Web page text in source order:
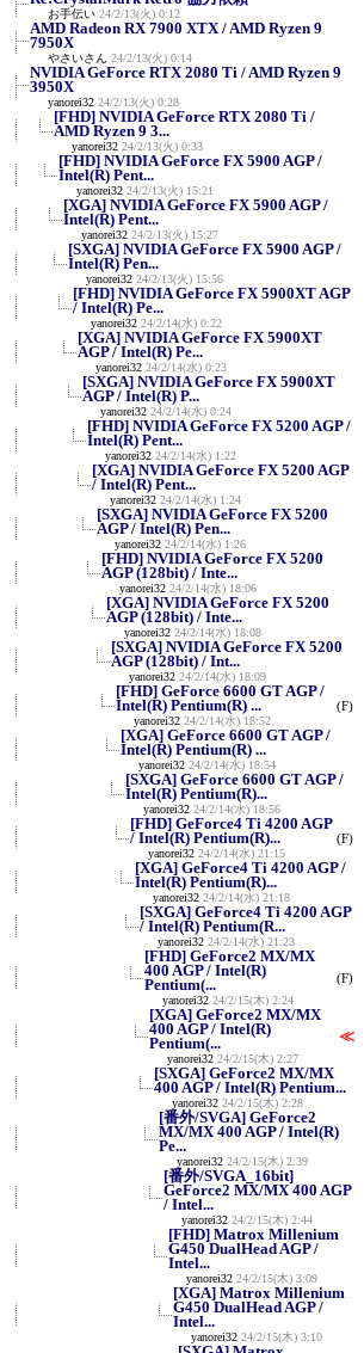
お手伝い 24/2/13(火) 0:12
AMD Radeon RX 7900 XTX / AMD Ryzen 9
7950X
やさいさん 24/2/13(火) 0:14
NVIDIA GeForce RTX 2080 Ti / AMD Ryzen 9
3950X
yanorei32 24/2/13(火) 0:28
[FHD] NVIDIA GeForce RTX 2080 Ti /
AMD Ryzen 9 3...
yanorei32 24/2/13(火) 0:33
[FHD] NVIDIA GeForce FX 5900 AGP /
Intel(R) Pent...
yanorei32 24/2/13(火) 15:21
[XGA] NVIDIA GeForce FX 5900 AGP /
Intel(R) Pent...
yanorei32 24/2/13(火) 15:27
[SXGA] NVIDIA GeForce FX 5900 AGP /
Intel(R) Pen...
yanorei32 24/2/13(火) 15:56
[FHD] NVIDIA GeForce FX 5900XT AGP
/ Intel(R) Pe...
yanorei32 24/2/14(水) 0:22
[XGA] NVIDIA GeForce FX 5900XT
AGP / Intel(R) Pe...
yanorei32 24/2/14(水) 0:23
[SXGA] NVIDIA GeForce FX 5900XT
AGP / Intel(R) P...
yanorei32 24/2/14(水) 0:24
[FHD] NVIDIA GeForce FX 5200 AGP /
Intel(R) Pent...
yanorei32 24/2/14(水) 1:22
[XGA] NVIDIA GeForce FX 5200 AGP
/ Intel(R) Pent...
yanorei32 24/2/14(水) 1:24
[SXGA] NVIDIA GeForce FX 5200
AGP / Intel(R) Pen...
yanorei32 24/2/14(水) 1:26
[FHD] NVIDIA GeForce FX 5200
AGP (128bit) / Inte...
yanorei32 24/2/14(水) 18:06
[XGA] NVIDIA GeForce FX 5200
AGP (128bit) / Inte...
yanorei32 24/2/14(水) 18:08
[SXGA] NVIDIA GeForce FX 5200
AGP (128bit) / Int...
yanorei32 24/2/14(水) 18:09
[FHD] GeForce 6600 GT AGP /
Intel(R) Pentium(R) ...
yanorei32 24/2/14(水) 18:52
(F)
[XGA] GeForce 6600 GT AGP /
Intel(R) Pentium(R) ...
yanorei32 24/2/14(水) 18:54
[SXGA] GeForce 6600 GT AGP /
Intel(R) Pentium(R)...
yanorei32 24/2/14(水) 18:56
[FHD] GeForce4 Ti 4200 AGP
/ Intel(R) Pentium(R)...
yanorei32 24/2/14(水) 21:15
(F)
[XGA] GeForce4 Ti 4200 AGP /
Intel(R) Pentium(R)...
yanorei32 24/2/14(水) 21:18
[SXGA] GeForce4 Ti 4200 AGP
/ Intel(R) Pentium(R...
yanorei32 24/2/14(水) 21:23
[FHD] GeForce2 MX/MX
400 AGP / Intel(R)
Pentium(...
yanorei32 24/2/15(木) 2:24
(F)
[XGA] GeForce2 MX/MX
400 AGP / Intel(R)
Pentium(...
yanorei32 24/2/15(木) 2:27
≪
[SXGA] GeForce2 MX/MX
400 AGP / Intel(R) Pentium...
yanorei32 24/2/15(木) 2:28
[番外/SVGA] GeForce2
MX/MX 400 AGP / Intel(R)
Pe...
yanorei32 24/2/15(木) 2:39
[番外/SVGA_16bit]
GeForce2 MX/MX 400 AGP
/ Intel...
yanorei32 24/2/15(木) 2:44
[FHD] Matrox Millenium
G450 DualHead AGP /
Intel...
yanorei32 24/2/15(木) 3:09
[XGA] Matrox Millenium
G450 DualHead AGP /
Intel...
yanorei32 24/2/15(木) 3:10